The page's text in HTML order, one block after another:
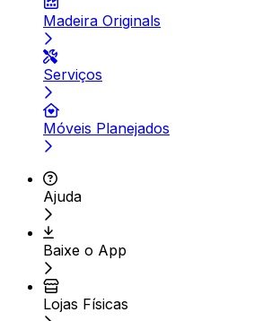
Madeira Originals
Serviços
Móveis Planejados
Ajuda
Baixe o App
Lojas Físicas